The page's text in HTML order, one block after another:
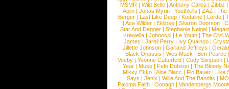
MSMR |Wild Belle |Anthony Callea |Zibbz
Aplin | Jonas Myrin | Youthkills | ZAZ | The
Berger |Last Like Deep |Kodaline |Lorde |
|Ace Wilder |Eklipse |Sharon Doorson |
Star And Dagger | Stephanie Neigel |
Krewella | Johnossi | Le Youth | The Civil
James | Jarell Perry | Ivy Quainoo |
Jillette Johnson | Garland Jeffreys |
Black Onassis | Wes Mack | Ben Pearce
Veeby | Yvonne Catterfeld | Cody Simpson |
Year |Muse |Fefe Dobson |The Bloody
Mikky Ekko | Aloe Blacc | Flo Bauer | Like
Says | Jenix | Wille And The Bandits | MO
Paloma Faith |Oonagh |Vandenbergs